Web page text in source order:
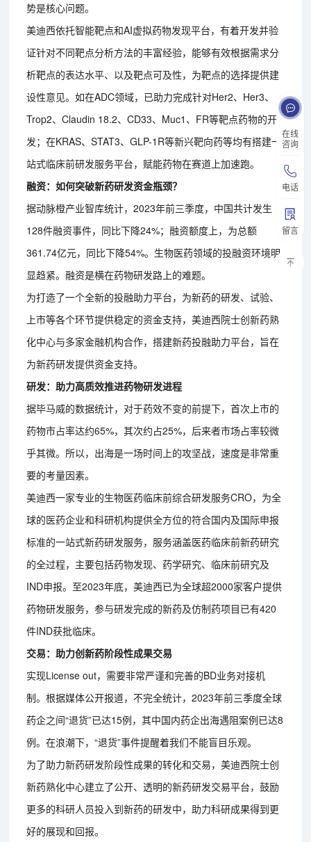
在线
咨询
电话
留言
势是核心问题。
美迪西依托智能靶点和AI虚拟药物发现平台，有着开发并验
证针对不同靶点分析方法的丰富经验，能够有效根据需求分
析靶点的表达水平、以及靶点可及性，为靶点的选择提供建
设性意见。如在ADC领域，已助力完成针对Her2、Her3、
Trop2、Claudin 18.2、CD33、Muc1、FR等靶点药物的开
发；在KRAS、STAT3、GLP-1R等新兴靶向药等均有搭建一
站式临床前研发服务平台，赋能药物在赛道上加速跑。
融资：如何突破新药研发资金瓶颈？
据动脉橙产业智库统计，2023年前三季度，中国共计发生
128件融资事件，同比下降24%；融资额度上，为总额
361.74亿元，同比下降54%。生物医药领域的投融资环境明
显趋紧。融资是横在药物研发路上的难题。
为打造了一个全新的投融助力平台，为新药的研发、试验、
上市等各个环节提供稳定的资金支持，美迪西院士创新药熟
化中心与多家金融机构合作，搭建新药投融助力平台，旨在
为新药研发提供资金支持。
研发：助力高质效推进药物研发进程
据毕马威的数据统计，对于药效不变的前提下，首次上市的
药物市占率达约65%，其次约占25%，后来者市场占率较微
乎其微。所以，出海是一场时间上的攻坚战，速度是非常重
要的考量因素。
美迪西一家专业的生物医药临床前综合研发服务CRO，为全
球的医药企业和科研机构提供全方位的符合国内及国际申报
标准的一站式新药研发服务，服务涵盖医药临床前新药研究
的全过程，主要包括药物发现、药学研究、临床前研究及
IND申报。至2023年底，美迪西已为全球超2000家客户提供
药物研发服务，参与研发完成的新药及仿制药项目已有420
件IND获批临床。
交易：助力创新药阶段性成果交易
实现License out，需要非常严谨和完善的BD业务对接机
制。根据媒体公开报道，不完全统计，2023年前三季度全球
药企之间“退货”已达15例，其中国内药企出海遇阻案例已达8
例。在浪潮下，“退货”事件提醒着我们不能盲目乐观。
为了助力新药研发阶段性成果的转化和交易，美迪西院士创
新药熟化中心建立了公开、透明的新药研发交易平台，鼓励
更多的科研人员投入到新药的研发中，助力科研成果得到更
好的展现和回报。